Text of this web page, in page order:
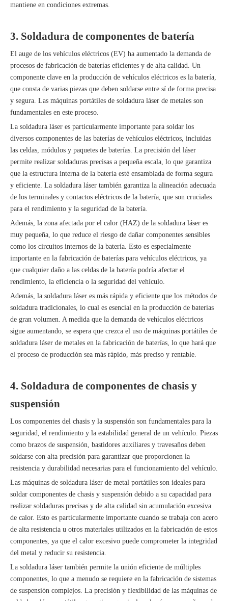
mantiene en condiciones extremas.
3. Soldadura de componentes de batería
El auge de los vehículos eléctricos (EV) ha aumentado la demanda de
procesos de fabricación de baterías eficientes y de alta calidad. Un
componente clave en la producción de vehículos eléctricos es la batería,
que consta de varias piezas que deben soldarse entre sí de forma precisa
y segura. Las máquinas portátiles de soldadura láser de metales son
fundamentales en este proceso.
La soldadura láser es particularmente importante para soldar los
diversos componentes de las baterías de vehículos eléctricos, incluidas
las celdas, módulos y paquetes de baterías. La precisión del láser
permite realizar soldaduras precisas a pequeña escala, lo que garantiza
que la estructura interna de la batería esté ensamblada de forma segura
y eficiente. La soldadura láser también garantiza la alineación adecuada
de los terminales y contactos eléctricos de la batería, que son cruciales
para el rendimiento y la seguridad de la batería.
Además, la zona afectada por el calor (HAZ) de la soldadura láser es
muy pequeña, lo que reduce el riesgo de dañar componentes sensibles
como los circuitos internos de la batería. Esto es especialmente
importante en la fabricación de baterías para vehículos eléctricos, ya
que cualquier daño a las celdas de la batería podría afectar el
rendimiento, la eficiencia o la seguridad del vehículo.
Además, la soldadura láser es más rápida y eficiente que los métodos de
soldadura tradicionales, lo cual es esencial en la producción de baterías
de gran volumen. A medida que la demanda de vehículos eléctricos
sigue aumentando, se espera que crezca el uso de máquinas portátiles de
soldadura láser de metales en la fabricación de baterías, lo que hará que
el proceso de producción sea más rápido, más preciso y rentable.
4. Soldadura de componentes de chasis y
suspensión
Los componentes del chasis y la suspensión son fundamentales para la
seguridad, el rendimiento y la estabilidad general de un vehículo. Piezas
como brazos de suspensión, bastidores auxiliares y travesaños deben
soldarse con alta precisión para garantizar que proporcionen la
resistencia y durabilidad necesarias para el funcionamiento del vehículo.
Las máquinas de soldadura láser de metal portátiles son ideales para
soldar componentes de chasis y suspensión debido a su capacidad para
realizar soldaduras precisas y de alta calidad sin acumulación excesiva
de calor. Esto es particularmente importante cuando se trabaja con acero
de alta resistencia u otros materiales utilizados en la fabricación de estos
componentes, ya que el calor excesivo puede comprometer la integridad
del metal y reducir su resistencia.
La soldadura láser también permite la unión eficiente de múltiples
componentes, lo que a menudo se requiere en la fabricación de sistemas
de suspensión complejos. La precisión y flexibilidad de las máquinas de